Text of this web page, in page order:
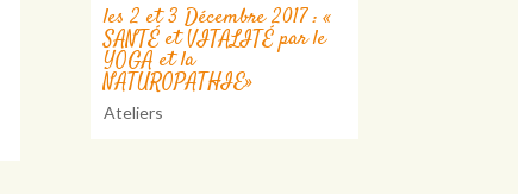
les 2 et 3 Décembre 2017 : «
SANTÉ et VITALITÉ par le
YOGA et la
NATUROPATHIE»
Ateliers